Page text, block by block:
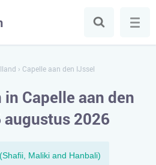
› Capelle aan den IJssel
Capelle aan den
augustus 2026
Maliki and Hanbali)